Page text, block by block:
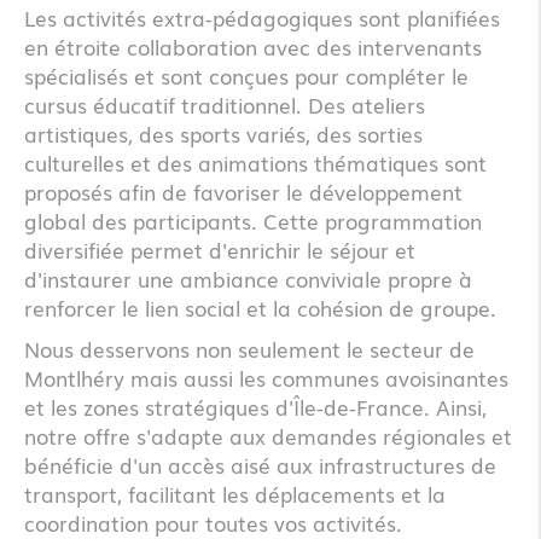
Les activités extra-pédagogiques sont planifiées
en étroite collaboration avec des intervenants
spécialisés et sont conçues pour compléter le
cursus éducatif traditionnel. Des ateliers
artistiques, des sports variés, des sorties
culturelles et des animations thématiques sont
proposés afin de favoriser le développement
global des participants. Cette programmation
diversifiée permet d'enrichir le séjour et
d'instaurer une ambiance conviviale propre à
renforcer le lien social et la cohésion de groupe.
Nous desservons non seulement le secteur de
Montlhéry mais aussi les communes avoisinantes
et les zones stratégiques d'Île-de-France. Ainsi,
notre offre s'adapte aux demandes régionales et
bénéficie d'un accès aisé aux infrastructures de
transport, facilitant les déplacements et la
coordination pour toutes vos activités.